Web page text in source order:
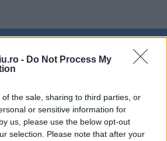
- Do Not Process My
the sale, sharing to third parties, or
or sensitive information for
us, please use the below opt-out
selection. Please note that after your
ȘTIRI